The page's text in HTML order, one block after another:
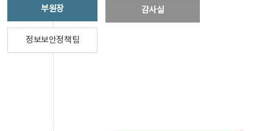
부원장
정보보안정책팀
감사실